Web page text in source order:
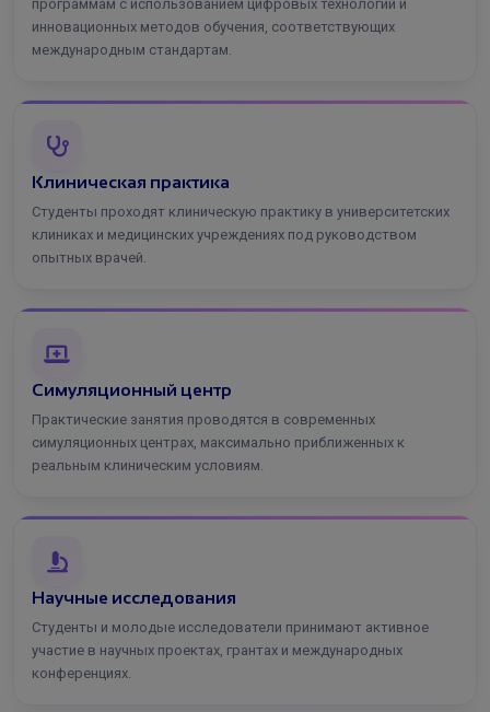
программам с использованием цифровых технологий и
инновационных методов обучения, соответствующих
международным стандартам.
Клиническая практика
Студенты проходят клиническую практику в университетских
клиниках и медицинских учреждениях под руководством
опытных врачей.
Симуляционный центр
Практические занятия проводятся в современных
симуляционных центрах, максимально приближенных к
реальным клиническим условиям.
Научные исследования
Студенты и молодые исследователи принимают активное
участие в научных проектах, грантах и международных
конференциях.